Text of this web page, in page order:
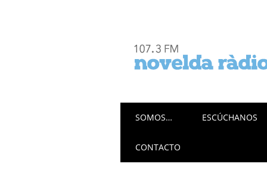
Menú principal
SOMOS… ESCÚCHANOS
CONTACTO